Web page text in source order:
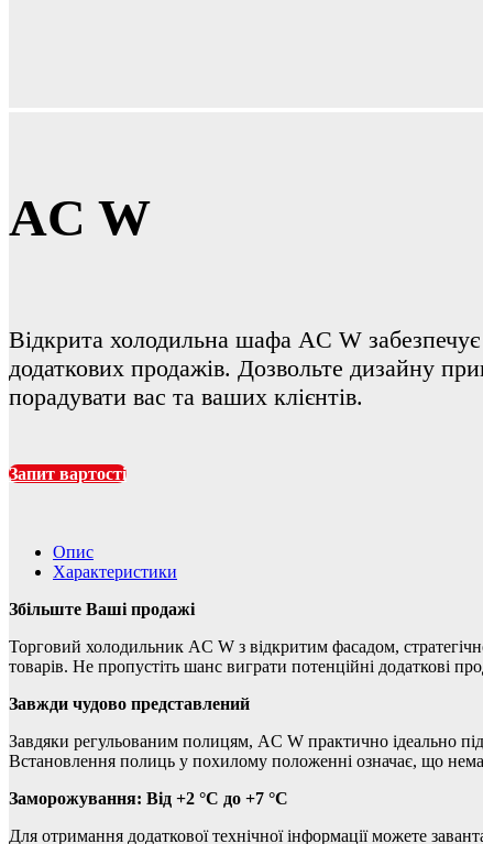
AC W
Відкрита холодильна шафа AC W забезпечує
додаткових продажів. Дозвольте дизайну
порадувати вас та ваших клієнтів.
Запит вартості
Опис
Характеристики
Збільште Ваші продажі
Торговий холодильник AC W з відкритим фасадом,
товарів. Не пропустіть шанс виграти потенційні додаткові
Завжди чудово представлений
Завдяки регульованим полицям, AC W практично ідеально
Встановлення полиць у похилому положенні означає, що
Заморожування: Від +2 °C до +7 °C
Для отримання додаткової технічної інформації можете